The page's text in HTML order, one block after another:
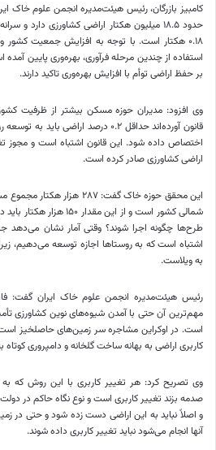
کامبیز بازرگان، رئیس هیئت‌مدیره انجمن علوم خاک
حدود ۱۸.۵ میلیون هکتار اراضی کشاورزی دارد
۰.۱۸ هکتار است. با توجه به افزایش جمعیت
استفاده از چندین مرحله فرآوری، بهره‌وری پایین
بر حفظ اراضی توأم با افزایش بهره‌وری تاکید دارند.
وی افزود: مدیران حوزه مسکن بیشتر از ظرفیت
قانون آورده‌اند حداقل ۰.۲ درصد
اراضی کشاورزی صادر کرده است.
شمالی کشور است و از این
طرح‌ها چگونه اجرا شوند؟ وقتی آمار نشان
اشتباه است که به روستاها اجازه توسعه می‌دهیم،
به ویلاست.
رئیس هیئت‌مدیره انجمن علوم خاک ایران گفت:
مهم‌ترین آن حتی با آمدن شیوه‌های نوین کشاورزی
است. در اوکراین مشاجره سر زمین‌های حاصلخیز است و
کاربری اراضی به بهانه ساخت گلخانه و دامپروری کوتاه
وی تصریح کرد: هر تغییر کاربری با این روش که به
صدمه بزند تغییر کاربری است و نوع نگاه حاکم در
آنها انجام می‌شود نباید تغییر کاربری داده شوند.